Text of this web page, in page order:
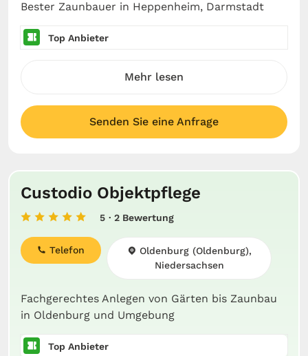
Bester Zaunbauer in Heppenheim, Darmstadt
Top Anbieter
Mehr lesen
Senden Sie eine Anfrage
Custodio Objektpflege
5 · 2 Bewertung
Fachgerechtes Anlegen von Gärten bis Zaunbau
in Oldenburg und Umgebung
Telefon
Oldenburg (Oldenburg),
Niedersachsen
Top Anbieter